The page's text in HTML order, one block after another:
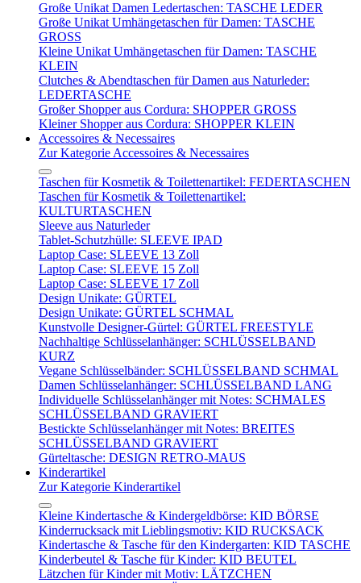
Große Unikat Damen Ledertaschen: TASCHE LEDER
Große Unikat Umhängetaschen für Damen: TASCHE
GROSS
Kleine Unikat Umhängetaschen für Damen: TASCHE
KLEIN
Clutches & Abendtaschen für Damen aus Naturleder:
LEDERTASCHE
Großer Shopper aus Cordura: SHOPPER GROSS
Kleiner Shopper aus Cordura: SHOPPER KLEIN
Accessoires & Necessaires
Zur Kategorie Accessoires & Necessaires
Taschen für Kosmetik & Toilettenartikel: FEDERTASCHEN
Taschen für Kosmetik & Toilettenartikel:
KULTURTASCHEN
Sleeve aus Naturleder
Tablet-Schutzhülle: SLEEVE IPAD
Laptop Case: SLEEVE 13 Zoll
Laptop Case: SLEEVE 15 Zoll
Laptop Case: SLEEVE 17 Zoll
Design Unikate: GÜRTEL
Design Unikate: GÜRTEL SCHMAL
Kunstvolle Designer-Gürtel: GÜRTEL FREESTYLE
Nachhaltige Schlüsselanhänger: SCHLÜSSELBAND
KURZ
Vegane Schlüsselbänder: SCHLÜSSELBAND SCHMAL
Damen Schlüsselanhänger: SCHLÜSSELBAND LANG
Individuelle Schlüsselanhänger mit Notes: SCHMALES
SCHLÜSSELBAND GRAVIERT
Bestickte Schlüsselanhänger mit Notes: BREITES
SCHLÜSSELBAND GRAVIERT
Gürteltasche: DESIGN RETRO-MAUS
Kinderartikel
Zur Kategorie Kinderartikel
Kleine Kindertasche & Kindergeldbörse: KID BÖRSE
Kinderrucksack mit Lieblingsmotiv: KID RUCKSACK
Kindertasche & Tasche für den Kindergarten: KID TASCHE
Kinderbeutel & Tasche für Kinder: KID BEUTEL
Lätzchen für Kinder mit Motiv: LÄTZCHEN